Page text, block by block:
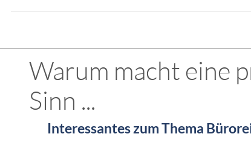
Warum macht eine
Sinn ...
Interessantes zum Thema